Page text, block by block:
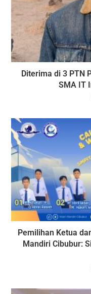
Diterima di 3 PTN
SMA IT
Pemilihan Ketua
Mandiri Cibubur: